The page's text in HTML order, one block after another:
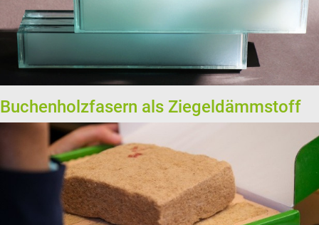
Buchenholzfasern als Ziegeldämmstoff